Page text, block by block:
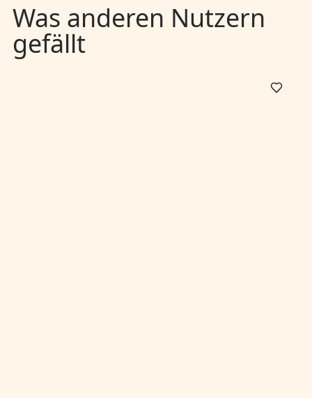
Was anderen Nutzern
gefällt